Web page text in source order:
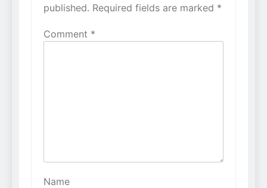
published. Required fields are marked *
Comment *
Name